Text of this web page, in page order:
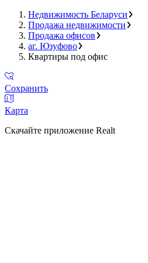
Недвижимость Беларуси
Продажа недвижимости
Продажа офисов
аг. Юзуфово
Квартиры под офис
Сохранить
Карта
Скачайте приложение Realt